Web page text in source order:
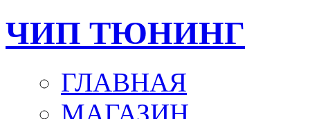
ЧИП ТЮНИНГ
ГЛАВНАЯ
МАГАЗИН